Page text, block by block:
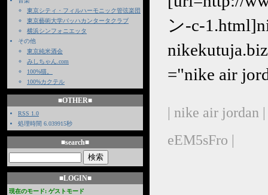
東京シティ・フィルハーモニック管弦楽団
東京藝術大学バッハカンタータクラブ
横浜シンフォニエッタ
その他
東京純米酒会
みしちゃん.com
100%猫。
100%カクテル
■OTHER■
RSS 1.0
処理時間 6.039915秒
■search■
■LOGIN■
現在のモード: ゲストモード
ン-c-
="nike air
| nike air jordan
eEM5sFro |